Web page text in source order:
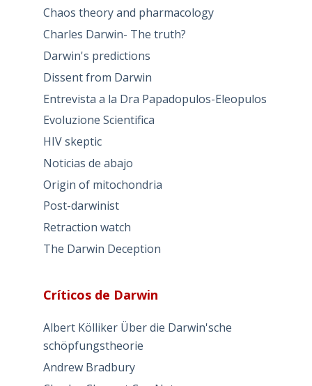
Chaos theory and pharmacology
Charles Darwin- The truth?
Darwin's predictions
Dissent from Darwin
Entrevista a la Dra Papadopulos-Eleopulos
Evoluzione Scientifica
HIV skeptic
Noticias de abajo
Origin of mitochondria
Post-darwinist
Retraction watch
The Darwin Deception
Críticos de Darwin
Albert Kölliker Über die Darwin'sche
schöpfungstheorie
Andrew Bradbury